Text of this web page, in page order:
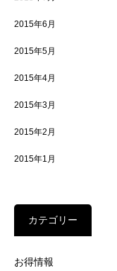
2015年6月
2015年5月
2015年4月
2015年3月
2015年2月
2015年1月
カテゴリー
お得情報